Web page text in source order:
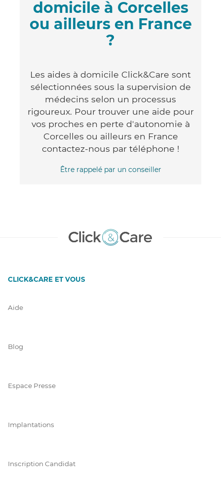
domicile à Corcelles
ou ailleurs en France
?
Les aides à domicile Click&Care sont
sélectionnées sous la supervision de
médecins selon un processus
rigoureux. Pour trouver une aide pour
vos proches en perte d'autonomie à
Corcelles ou ailleurs en France
contactez-nous par téléphone !
Être rappelé par un conseiller
CLICK&CARE ET VOUS
Aide
Blog
Espace Presse
Implantations
Inscription Candidat